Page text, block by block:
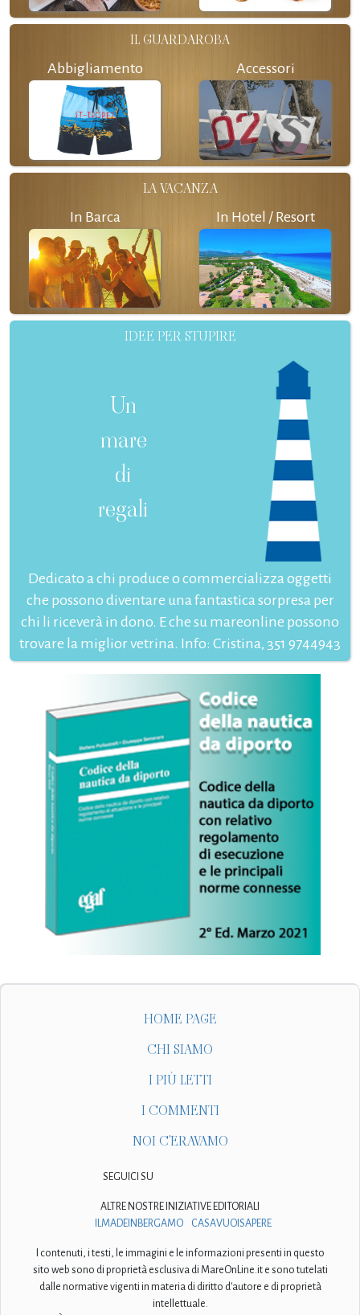
IL GUARDAROBA
Abbigliamento Accessori
LA VACANZA
In Barca In Hotel / Resort
IDEE PER STUPIRE
Un
mare
di
regali
Dedicato a chi produce o commercializza oggetti
che possono diventare una fantastica sorpresa per
chi li riceverà in dono. E che su mareonline possono
trovare la miglior vetrina. Info: Cristina, 351 9744943
HOME PAGE
CHI SIAMO
I PIÙ LETTI
I COMMENTI
NOI C'ERAVAMO
SEGUICI SU
ALTRE NOSTRE INIZIATIVE EDITORIALI
ILMADEINBERGAMO
CASAVUOISAPERE
I contenuti, i testi, le immagini e le informazioni presenti in questo
sito web sono di proprietà esclusiva di MareOnLine.it e sono tutelati
dalle normative vigenti in materia di diritto d'autore e di proprietà
intellettuale.